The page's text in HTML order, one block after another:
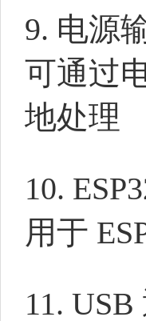
9. 电源
可通过
地处理
10.
用于
11.